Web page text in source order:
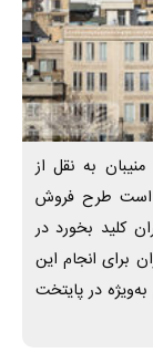
به نقل از
است طرح فروش
کلید بخورد در
برای انجام این
در پایتخت